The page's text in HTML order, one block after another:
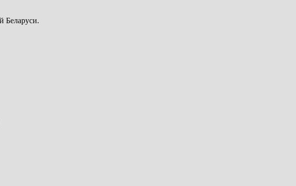
Беларуси.